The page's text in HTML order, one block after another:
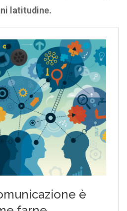
latitudine.